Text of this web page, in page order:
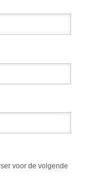
voor de volgende